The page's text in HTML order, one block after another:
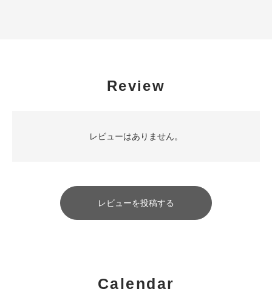
Review
レビューはありません。
レビューを投稿する
Calendar